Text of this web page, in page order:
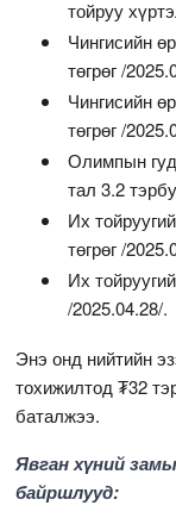
тойруу
Чингисийн
төгрөг /
Чингисийн
төгрөг /
Олимпын
тал 3.2
Их
төгрөг /
Их
/2025.04.28/.
Энэ онд нийтийн
тохижилтод ₮32
баталжээ.
Явган хүний
байршлууд: